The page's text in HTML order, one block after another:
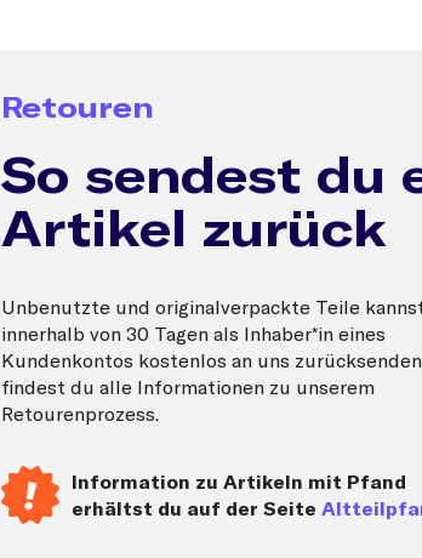
Retouren
So sendest du
Artikel zurück
Unbenutzte und originalverpackte Teile
innerhalb von 30 Tagen als Inhaber*in eines
Kundenkontos kostenlos an uns
findest du alle Informationen zu unserem
Retourenprozess.
Information zu Artikeln mit Pfand
erhältst du auf der Seite